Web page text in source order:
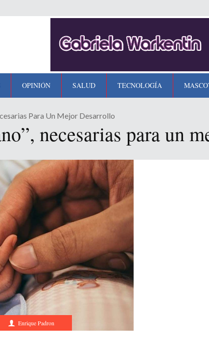
OPINIÓN SALUD TECNOLOGÍA
Para Un Mejor Desarrollo
necesarias para un
Enrique Padron